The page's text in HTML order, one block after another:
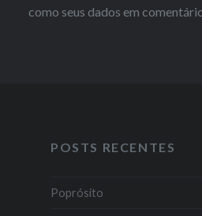
como seus dados em
POSTS RECENTES
Poprósito